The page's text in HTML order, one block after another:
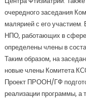
очередного заседания
малярией с его
НПО, работающих в
определены члены в
Таким образом, на
новые члены Комитета
Проект ПРООН/ГФ
реализации программы, а